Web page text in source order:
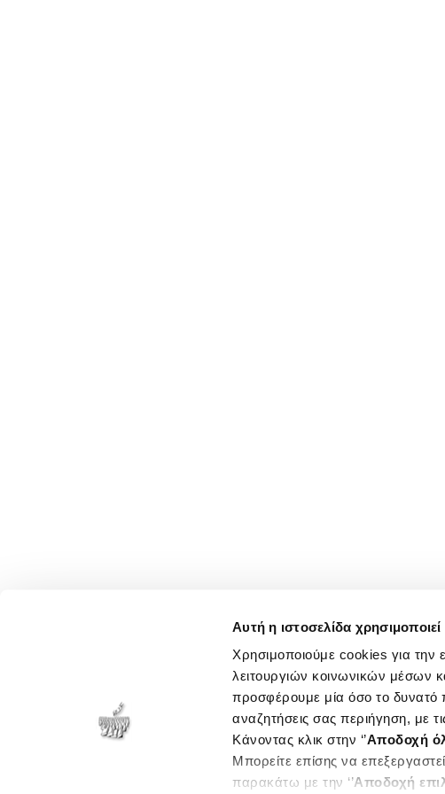
Αυτή η ιστοσελίδα
Χρησιμοποιούμε cookies για την
λειτουργιών κοινωνικών μέσων
προσφέρουμε μία όσο το δυνατό
αναζητήσεις σας περιήγηση, με
Κάνοντας κλικ στην ‘’Αποδοχή
Μπορείτε επίσης να
παρακάτω με την ‘’Αποδοχή